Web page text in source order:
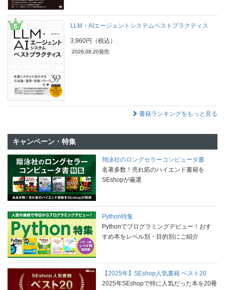
LLM・AIエージェントシステムベストプラクティス
3,960円（税込）
2026.08.20発売
書籍ランキングをもっと見る
キャンペーン・特集
翔泳社のロングセラーコンピュータ書
名著多数！売れ筋のハイエンド書籍を
SEshopが厳選
Python特集
Pythonでプログラミングデビュー！おす
すめ本をレベル別・目的別にご紹介
【2025年】SEshop人気書籍 ベスト20
2025年SEshopで特に人気だった本を20冊